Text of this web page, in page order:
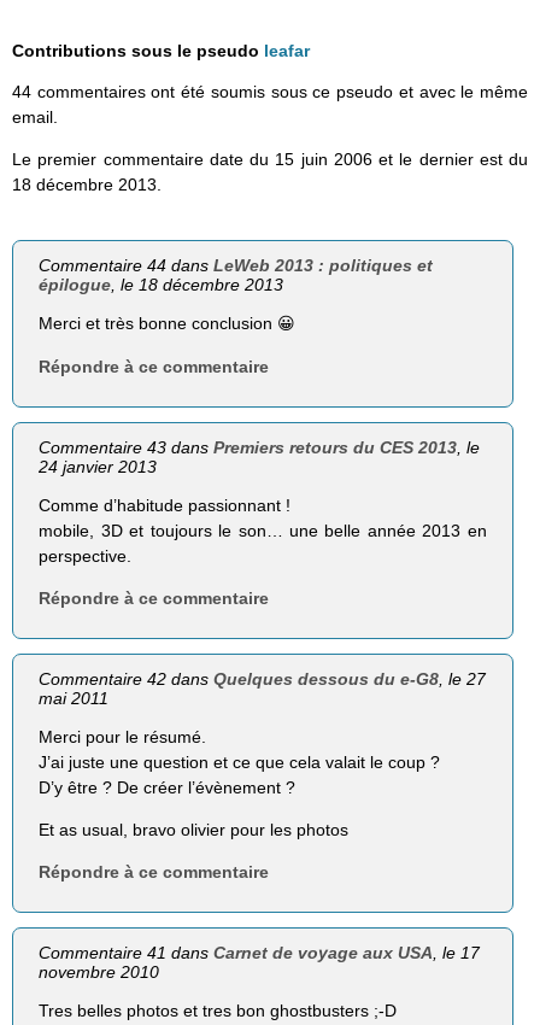
Contributions sous le pseudo leafar
44 commentaires ont été soumis sous ce pseudo et avec le même
email.
Le premier commentaire date du 15 juin 2006 et le dernier est du
18 décembre 2013.
Commentaire 44 dansLeWeb 2013 : politiques et
épilogue, le 18 décembre 2013
Merci et très bonne conclusion 😀
Répondre à ce commentaire
Commentaire 43 dansPremiers retours du CES 2013 , le
24 janvier 2013
Comme d’habitude passionnant !
mobile, 3D et toujours le son… une belle année 2013 en
perspective.
Répondre à ce commentaire
Commentaire 42 dansQuelques dessous du e-G8 , le 27
mai 2011
Merci pour le résumé.
J’ai juste une question et ce que cela valait le coup ?
D’y être ? De créer l’évènement ?
Et as usual, bravo olivier pour les photos
Répondre à ce commentaire
Commentaire 41 dansCarnet de voyage aux USA , le 17
novembre 2010
Tres belles photos et tres bon ghostbusters ;-D